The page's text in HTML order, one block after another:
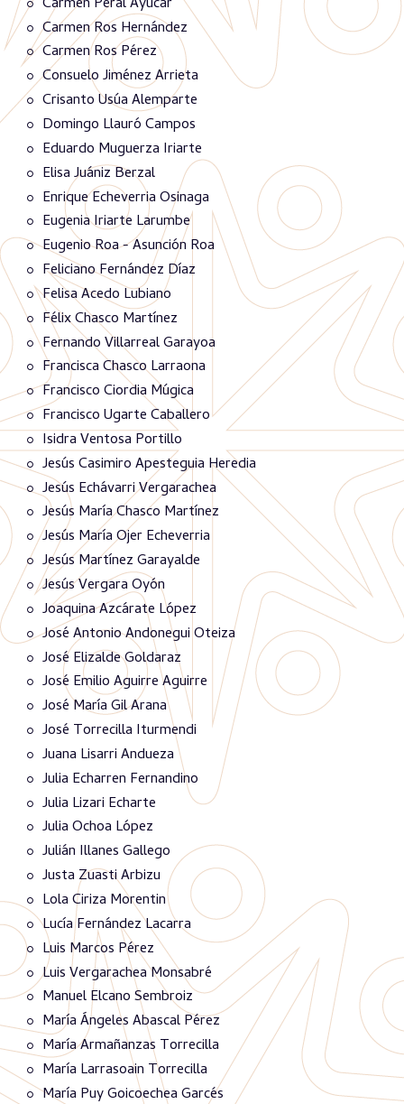
Carmen Ros Hernández
Carmen Ros Pérez
Consuelo Jiménez Arrieta
Crisanto Usúa Alemparte
Domingo Llauró Campos
Eduardo Muguerza Iriarte
Elisa Juániz Berzal
Enrique Echeverria Osinaga
Eugenia Iriarte Larumbe
Eugenio Roa - Asunción Roa
Feliciano Fernández Díaz
Felisa Acedo Lubiano
Félix Chasco Martínez
Fernando Villarreal Garayoa
Francisca Chasco Larraona
Francisco Ciordia Múgica
Francisco Ugarte Caballero
Isidra Ventosa Portillo
Jesús Casimiro Apesteguia Heredia
Jesús Echávarri Vergarachea
Jesús María Chasco Martínez
Jesús María Ojer Echeverria
Jesús Martínez Garayalde
Jesús Vergara Oyón
Joaquina Azcárate López
José Antonio Andonegui Oteiza
José Elizalde Goldaraz
José Emilio Aguirre Aguirre
José María Gil Arana
José Torrecilla Iturmendi
Juana Lisarri Andueza
Julia Echarren Fernandino
Julia Lizari Echarte
Julia Ochoa López
Julián Illanes Gallego
Justa Zuasti Arbizu
Lola Ciriza Morentin
Lucía Fernández Lacarra
Luis Marcos Pérez
Luis Vergarachea Monsabré
Manuel Elcano Sembroiz
María Ángeles Abascal Pérez
María Armañanzas Torrecilla
María Larrasoain Torrecilla
María Puy Goicoechea Garcés